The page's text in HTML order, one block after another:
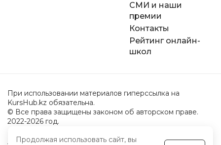
СМИ и наши
премии
Контакты
Рейтинг онлайн-
школ
При использовании материалов гиперссылка на
KursHub.kz обязательна.
© Все права защищены законом об авторском праве.
2022-2026 год.
Пользовательское соглашение
Продолжая использовать сайт, вы